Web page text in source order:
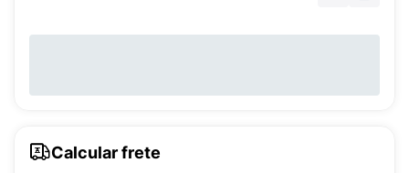
Calcular frete